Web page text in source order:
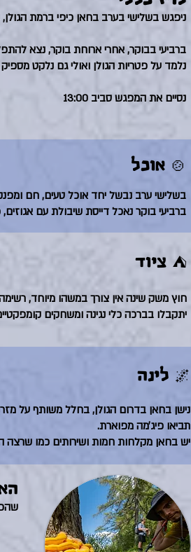
ניפגש בשלישי בערב בחאן כיפי ברמת
ברביעי בבוקר, אחרי ארוחת בוקר, נצא
נלמד על פטריות הגולן ואולי גם נלקט
נסיים את המפגש סביב 13:00
🍲 אוכל
בשלישי ערב נבשל יחד אוכל טעים, חם
ברביעי בוקר נאכל דייסת שיבולת עם אגוזים,
⛺️ ציוד
חוץ משק שינה אין צורך במשהו מיוחד,
יתקבלו בברכה כלי נגינה ומשחקים קומפקטיים
🌌 לינה
נישן בחאן בדרום הגולן, בחלל משותף על
תביאו פיג׳מה מפוארת.
יש בחאן מקלחות חמות ושירותים כמו שרצה